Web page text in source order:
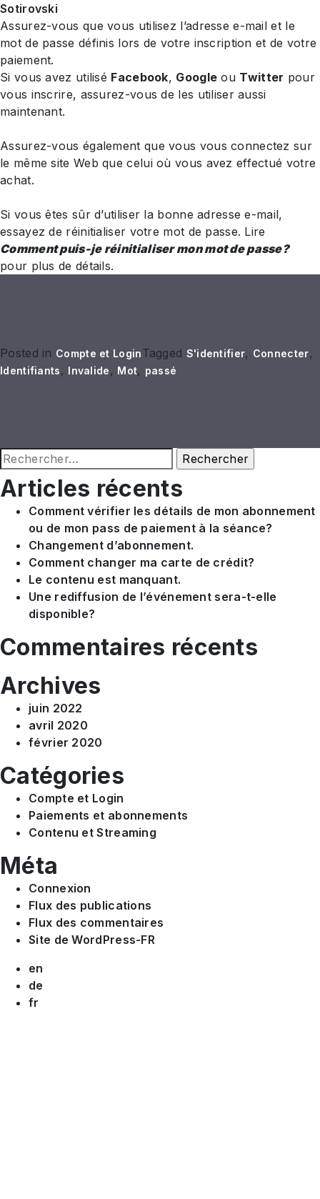
Sotirovski
Assurez-vous que vous utilisez l’adresse e-mail et le
mot de passe définis lors de votre inscription et de votre
paiement.
Si vous avez utilisé Facebook, Google ou Twitter pour
vous inscrire, assurez-vous de les utiliser aussi
maintenant.
Assurez-vous également que vous vous connectez sur
le même site Web que celui où vous avez effectué votre
achat.
Si vous êtes sûr d’utiliser la bonne adresse e-mail,
essayez de réinitialiser votre mot de passe. Lire
Comment puis-je réinitialiser mon mot de passe?
pour plus de détails.
Posted in Compte et LoginTagged S'identifier, Connecter,
Identifiants , Invalide , Mot, passé
Rechercher :
Articles récents
Comment vérifier les détails de mon abonnement
ou de mon pass de paiement à la séance?
Changement d’abonnement.
Comment changer ma carte de crédit?
Le contenu est manquant.
Une rediffusion de l’événement sera-t-elle
disponible?
Commentaires récents
Archives
juin 2022
avril 2020
février 2020
Catégories
Compte et Login
Paiements et abonnements
Contenu et Streaming
Méta
Connexion
Flux des publications
Flux des commentaires
Site de WordPress-FR
en
de
fr